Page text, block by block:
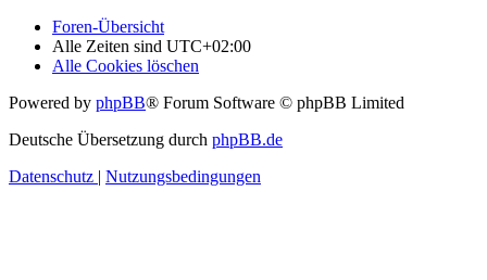
Foren-Übersicht
Alle Zeiten sind UTC+02:00
Alle Cookies löschen
Powered by phpBB® Forum Software © phpBB Limited
Deutsche Übersetzung durch phpBB.de
Datenschutz | Nutzungsbedingungen